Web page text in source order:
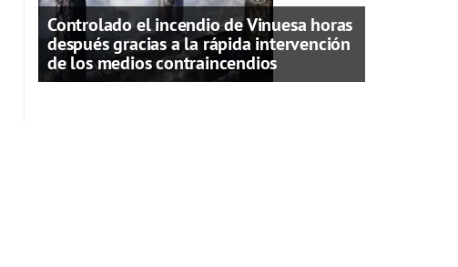
Controlado el incendio de Vinuesa horas
después gracias a la rápida intervención
de los medios contraincendios